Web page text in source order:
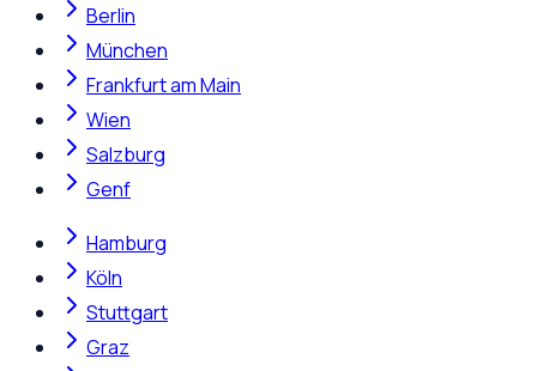
Berlin
München
Frankfurt am Main
Wien
Salzburg
Genf
Hamburg
Köln
Stuttgart
Graz